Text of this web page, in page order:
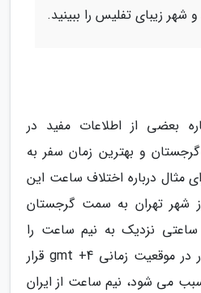
شهر زیبای تفلیس را ببینید.
بعضی از اطلاعات مفید در
و بهترین زمان سفر به
مثال درباره اختلاف ساعت این
شهر تهران به سمت گرجستان
نزدیک به نیم ساعت را
تجربه می کنید. این کشور در موقعیت زمانی gmt +4 قرار
می شود، نیم ساعت از ایران